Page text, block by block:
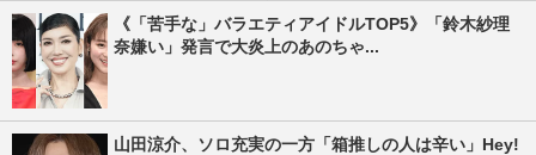
《「苦手な」バラエティアイドルTOP5》「鈴木紗理
奈嫌い」発言で大炎上のあのちゃ...
山田涼介、ソロ充実の一方「箱推しの人は辛い」Hey!